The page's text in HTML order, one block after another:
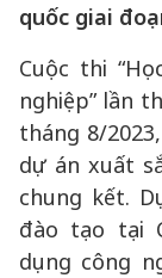
quốc giai
Cuộc thi
nghiệp” lần
tháng 8/
dự án xuất
chung kết.
đào tạo tại
dụng công